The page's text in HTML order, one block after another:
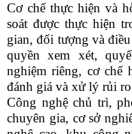
Cơ chế thực hiện và
soát được thực hiện
gian, đối tượng và
quyền xem xét,
nghiệm riêng, cơ chế
đánh giá và xử lý rủi
Công nghệ chủ trì,
chuyên gia, cơ sở